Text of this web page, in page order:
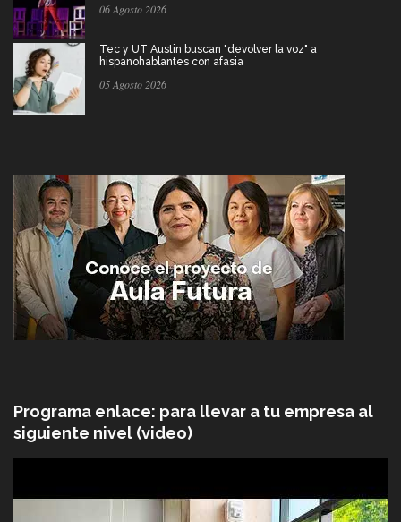
06 Agosto 2026
Tec y UT Austin buscan "devolver la voz" a
hispanohablantes con afasia
05 Agosto 2026
Programa enlace: para llevar a tu empresa al
siguiente nivel (video)